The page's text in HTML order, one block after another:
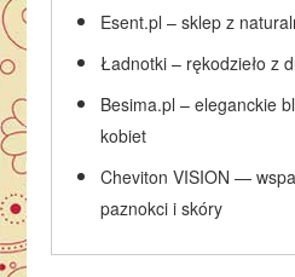
Esent.pl – sklep z
Ładnotki – rękodzieło z
Besima.pl – eleganckie
kobiet
Cheviton VISION —
paznokci i skóry